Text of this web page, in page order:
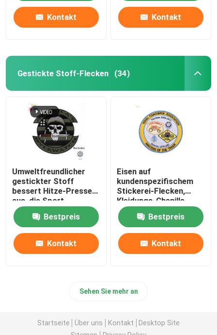
Kontakt Kontakt
Gestickte Stoff-Flecken (34)
Umweltfreundlicher
gestickter Stoff
bessert Hitze-Presse
aus, die Sport
majestätisches Eisen
auf Hut mit einer Keule
schlägt
Bestpreis
Kontakt
Eisen auf
kundenspezifischem
Stickerei-Flecken,
Kleidungs-Chenille
stickte Buchstabe-
Flecken Bestpreis
Kontakt
Sehen Sie mehr an
Startseite Über uns Kontakt
Desktop Site